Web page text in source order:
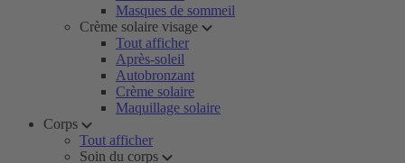
Masques de sommeil
Crème solaire visage
Tout afficher
Après-soleil
Autobronzant
Crème solaire
Maquillage solaire
Corps
Tout afficher
Soin du corps